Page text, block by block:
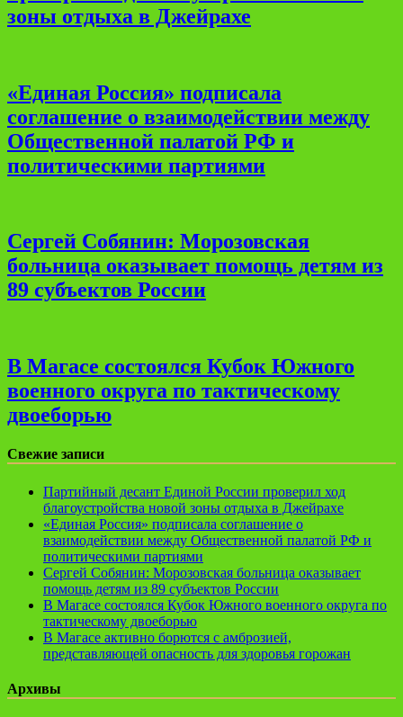
зоны отдыха в Джейрахе
«Единая Россия» подписала
соглашение о взаимодействии между
Общественной палатой РФ и
политическими партиями
Сергей Собянин: Морозовская
больница оказывает помощь детям из
89 субъектов России
В Магасе состоялся Кубок Южного
военного округа по тактическому
двоеборью
Свежие записи
Партийный десант Единой России проверил ход
благоустройства новой зоны отдыха в Джейрахе
«Единая Россия» подписала соглашение о
взаимодействии между Общественной палатой РФ и
политическими партиями
Сергей Собянин: Морозовская больница оказывает
помощь детям из 89 субъектов России
В Магасе состоялся Кубок Южного военного округа по
тактическому двоеборью
В Магасе активно борются с амброзией,
представляющей опасность для здоровья горожан
Архивы